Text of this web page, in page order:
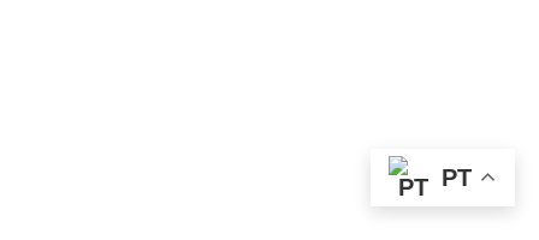
PT